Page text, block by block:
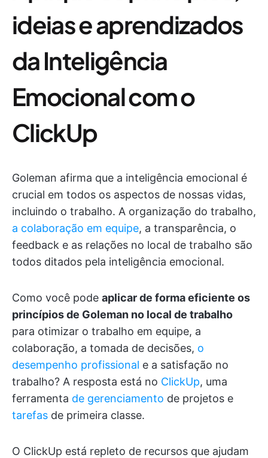
ideias e aprendizados
da Inteligência
Emocional com o
ClickUp
Goleman afirma que a inteligência emocional é
crucial em todos os aspectos de nossas vidas,
incluindo o trabalho. A organização do trabalho,
a colaboração em equipe, a transparência, o
feedback e as relações no local de trabalho são
todos ditados pela inteligência emocional.
Como você pode aplicar de forma eficiente os
princípios de Goleman no local de trabalho
para otimizar o trabalho em equipe, a
colaboração, a tomada de decisões, o
desempenho profissional e a satisfação no
trabalho? A resposta está no ClickUp, uma
ferramenta de gerenciamento de projetos e
tarefas de primeira classe.
O ClickUp está repleto de recursos que ajudam